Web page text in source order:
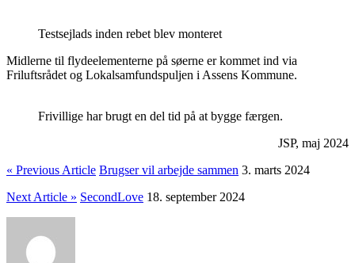
Testsejlads inden rebet blev monteret
Midlerne til flydeelementerne på søerne er kommet ind via
Friluftsrådet og Lokalsamfundspuljen i Assens Kommune.
Frivillige har brugt en del tid på at bygge færgen.
JSP, maj 2024
« Previous Article Brugser vil arbejde sammen 3. marts 2024
Next Article » SecondLove 18. september 2024